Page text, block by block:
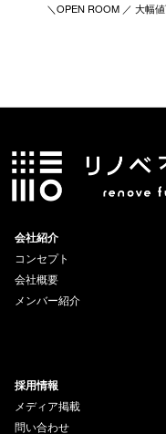
＼OPEN ROOM ／ 大幅
会社紹介
コンセプト
会社概要
メンバー紹介
採用情報
メディア掲載
問い合わせ